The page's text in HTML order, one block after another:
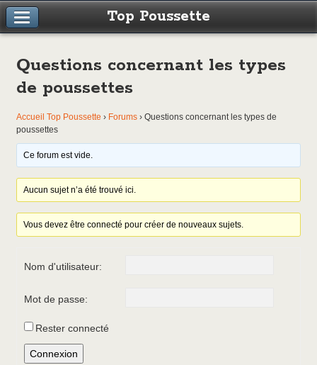
Top Poussette
Questions concernant les types
de poussettes
Accueil Top Poussette › Forums › Questions concernant les types de
poussettes
Ce forum est vide.
Aucun sujet n’a été trouvé ici.
Vous devez être connecté pour créer de nouveaux sujets.
Nom d'utilisateur:
Mot de passe:
Rester connecté
Connexion